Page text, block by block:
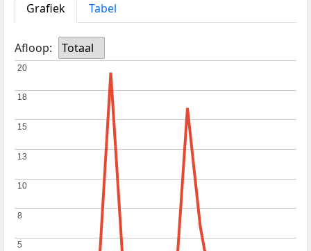
Grafiek
Tabel
Afloop: Totaal
5
5
8
8
10
10
13
13
15
15
18
18
20
20